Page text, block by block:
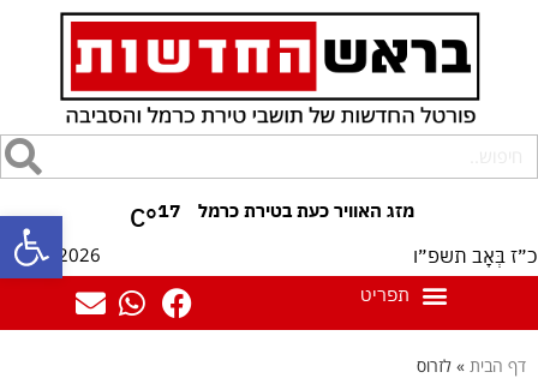
פתח 17
°C
כ״ז בְּאָב תשפ״ו 10/08/2026
דף הבית » לזרוס